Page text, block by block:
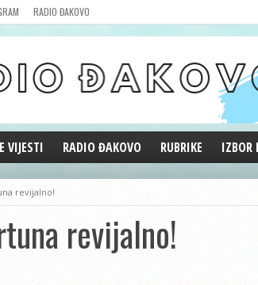
RADIO ĐAKOVO
VIJESTI RADIO ĐAKOVO
MARKETING
RUBRIKE
REPRIZE EMISIJA
DOBRE VIBRACIJE
ĐAKOVO GRADE
WEB ANKETA
IZBOR
revijalno!
revijalno!